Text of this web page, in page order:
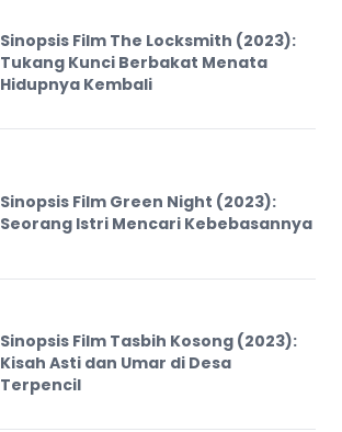
Sinopsis Film The Locksmith (2023):
Tukang Kunci Berbakat Menata
Hidupnya Kembali
Sinopsis Film Green Night (2023):
Seorang Istri Mencari Kebebasannya
Sinopsis Film Tasbih Kosong (2023):
Kisah Asti dan Umar di Desa
Terpencil